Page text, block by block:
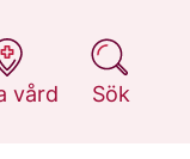
vård
Sök
på 1177.se